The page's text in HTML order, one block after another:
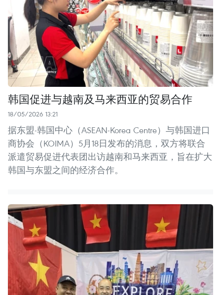
韩国促进与越南及马来西亚的贸易合作
18/05/2026 13:21
据东盟-韩国中心（ASEAN-Korea Centre）与韩国进口
商协会（KOIMA）5月18日发布的消息，双方将联合
派遣贸易促进代表团出访越南和马来西亚，旨在扩大
韩国与东盟之间的经济合作。